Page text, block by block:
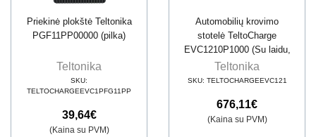
Priekinė plokštė Teltonika
PGF11PP00000 (pilka)
Teltonika
SKU:
TELTOCHARGEEVC1PFG11PP
39,64€
(Kaina su PVM)
Automobilių krovimo
stotelė TeltoCharge
EVC1210P1000 (Su laidu,
22kW, 32A, 3 fazės)
Teltonika
SKU: TELTOCHARGEEVC121
676,11€
(Kaina su PVM)